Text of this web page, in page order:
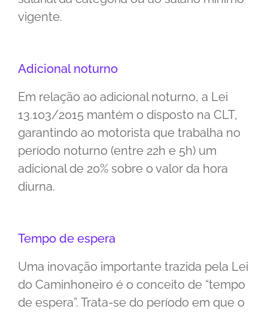
vigente.
Adicional noturno
Em relação ao adicional noturno, a Lei
13.103/2015 mantém o disposto na CLT,
garantindo ao motorista que trabalha no
período noturno (entre 22h e 5h) um
adicional de 20% sobre o valor da hora
diurna.
Tempo de espera
Uma inovação importante trazida pela Lei
do Caminhoneiro é o conceito de “tempo
de espera”. Trata-se do período em que o